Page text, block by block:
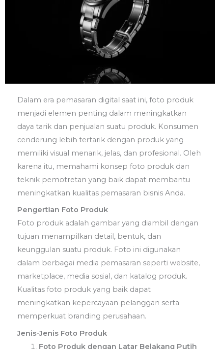
Dalam era pemasaran digital saat ini, foto produk
menjadi elemen penting dalam meningkatkan
daya tarik dan penjualan suatu produk. Konsumen
cenderung lebih tertarik dengan produk yang
memiliki visual menarik, jelas, dan profesional. Oleh
karena itu, memahami konsep foto produk dan
teknik pemotretan yang baik dapat membantu
meningkatkan kualitas pemasaran bisnis Anda.
Pengertian Foto Produk
Foto produk adalah gambar yang diambil dengan
tujuan menampilkan detail, bentuk, dan
keunggulan suatu produk. Foto ini digunakan
dalam berbagai media pemasaran seperti website,
marketplace, media sosial, dan katalog produk.
Kualitas foto produk yang baik dapat
meningkatkan kepercayaan pelanggan serta
memperkuat branding perusahaan.
Jenis-Jenis Foto Produk
Foto Produk dengan Latar Belakang Putih